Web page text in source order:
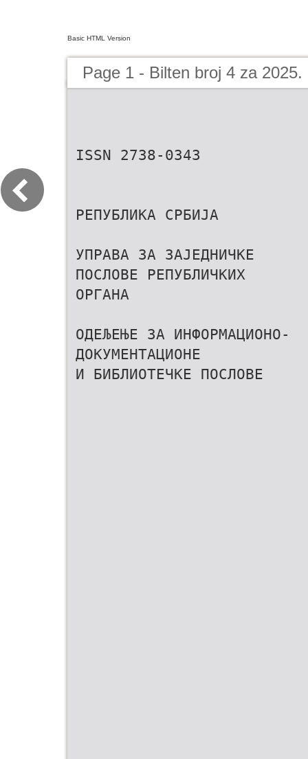
Basic HTML Version
Page 1 - Bilten broj 4 za 2025.
ISSN 2738-0343
РЕПУБЛИКА СРБИЈА
УПРАВА ЗА ЗАЈЕДНИЧКЕ
ПОСЛОВЕ РЕПУБЛИЧКИХ
ОРГАНА
ОДЕЉЕЊЕ ЗА ИНФОРМАЦИОНО-
ДОКУМЕНТАЦИОНЕ
И БИБЛИОТЕЧКЕ ПОСЛОВЕ